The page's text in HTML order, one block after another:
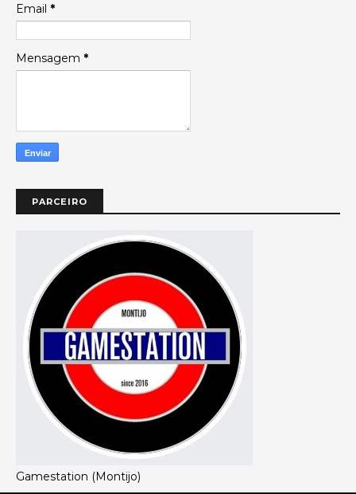
Email *
Mensagem *
PARCEIRO
Gamestation (Montijo)